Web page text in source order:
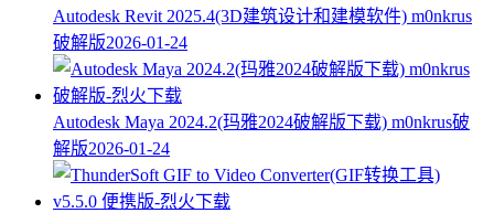
Autodesk Revit 2025.4(3D建筑设计和建模软件) m0nkrus
破解版2026-01-24
Autodesk Maya 2024.2(玛雅2024破解版下载) m0nkrus破
解版2026-01-24